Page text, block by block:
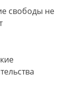
свободы не